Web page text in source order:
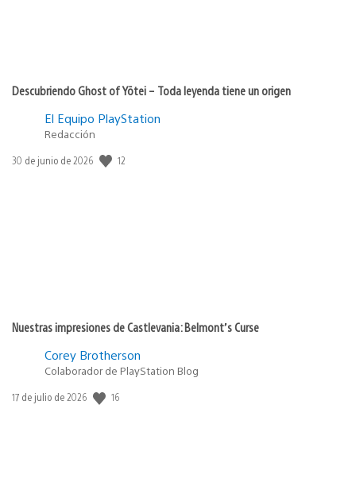
Descubriendo Ghost of Yōtei – Toda leyenda tiene un origen
El Equipo PlayStation
Redacción
Fecha
30 de junio de 2026 12
Nuestras impresiones de Castlevania: Belmont’s Curse
Corey Brotherson
Colaborador de PlayStation Blog
Fecha
17 de julio de 2026 16